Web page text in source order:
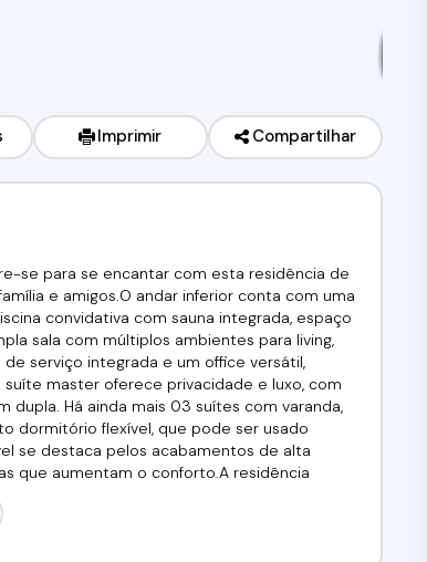
Imprimir Compartilhar
se para se encantar com esta residência de
e amigos.O andar inferior conta com uma
convidativa com sauna integrada, espaço
sala com múltiplos ambientes para living,
serviço integrada e um office versátil,
master oferece privacidade e luxo, com
dupla. Há ainda mais 03 suítes com varanda,
dormitório flexível, que pode ser usado
se destaca pelos acabamentos de alta
que aumentam o conforto.A residência
serviços, escolas e áreas de lazer,
9.599,31Agende já a sua visita!!!(11) 98211-